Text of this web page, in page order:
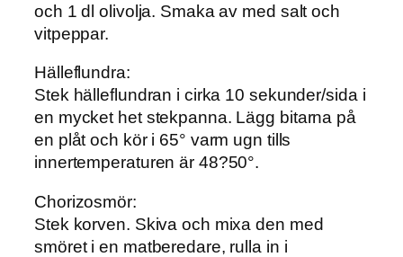
och 1 dl olivolja. Smaka av med salt och
vitpeppar.
Hälleflundra:
Stek hälleflundran i cirka 10 sekunder/sida i
en mycket het stekpanna. Lägg bitarna på
en plåt och kör i 65° varm ugn tills
innertemperaturen är 48?50°.
Chorizosmör:
Stek korven. Skiva och mixa den med
smöret i en matberedare, rulla in i